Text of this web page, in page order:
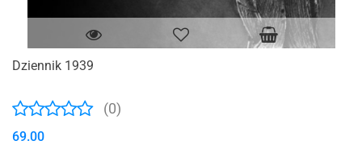
Dziennik 1939
(0)
69.00